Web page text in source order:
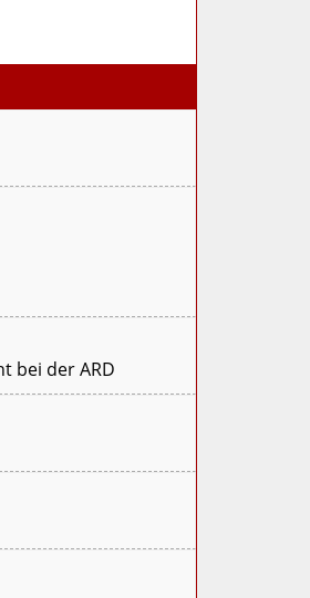
bei der ARD